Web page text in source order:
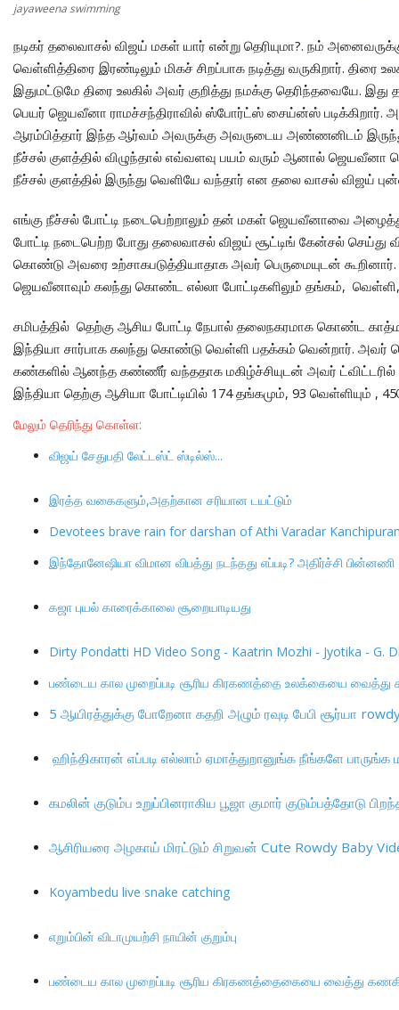
புகைப்படங்கள்
மாவட்ட செய்திகள்
LOGIN
REGISTER
jayaweena swimming
நடிகர் தலைவாசல் விஜய் மகள் யார் என்று தெரியுமா?. நம்
வெள்ளித்திரை இரண்டிலும் மிகச் சிறப்பாக நடித்து வருகிறார். திரை
இதுமட்டுமே திரை உலகில் அவர் குறித்து நமக்கு தெரிந்தவையே.
பெயர் ஜெயவீனா ராமச்சந்திராவில் ஸ்போர்ட்ஸ் சைய்ன்ஸ் படிக்கிறார்.
ஆரம்பித்தார் இந்த ஆர்வம் அவருக்கு அவருடைய அண்ணனிடம்
நீச்சல் குளத்தில் விழுந்தால் எவ்வளவு பயம் வரும் ஆனால் ஜெயவீனா
நீச்சல் குளத்தில் இருந்து வெளியே வந்தார் என தலை வாசல் விஜய்
எங்கு நீச்சல் போட்டி நடைபெற்றாலும் தன் மகள் ஜெயவீனாவை
போட்டி நடைபெற்ற போது தலைவாசல் விஜய் சூட்டிங் கேன்சல் செய்து
கொண்டு அவரை உற்சாகபடுத்தியாதாக அவர் பெருமையுடன்
ஜெயவீனாவும் கலந்து கொண்ட எல்லா போட்டிகளிலும் தங்கம், வெள்ளி,
சமிபத்தில் தெற்கு ஆசிய போட்டி நேபால் தலைநகரமாக கொண்ட
இந்தியா சார்பாக கலந்து கொண்டு வெள்ளி பதக்கம் வென்றார். அவர்
கண்களில் ஆனந்த கண்ணீர் வந்ததாக மகிழ்ச்சியுடன் அவர் ட்விட்டரில்
இந்தியா தெற்கு ஆசியா போட்டியில் 174தங்கமும், 93 வெள்ளியும் , 4
மேலும் தெரிந்து கொள்ள:
விஜய் சேதுபதி லேட்டஸ்ட் ஸ்டில்ஸ்...
இரத்த வகைகளும்,அதற்கான சரியான டயட்டும்
Devotees brave rain for darshan of Athi Varadar
இந்தோனேஷியா விமான விபத்து நடந்தது எப்படி? அதிர்ச்சி பின்னணி
கஜா புயல் காரைக்காலை சூறையாடியது
Dirty Pondatti HD Video Song - Kaatrin Mozhi - Jyotika - G.
பண்டைய கால முறைப்படி சூரிய கிரகணத்தை உலக்கையை வைத்து
5 ஆயிரத்துக்கு போறேனா கதறி அழும் ரவுடி பேபி சூர்யா
ஹிந்திகாரன் எப்படி எல்லாம் ஏமாத்துறானுங்க நீங்களே
கமலின் குடும்ப உறுப்பினராகிய பூஜா குமார்
ஆசிரியரை அழகாய் மிரட்டும் சிறுவன் Cute Rowdy Baby
Koyambedu live snake catching
எறும்பின் விடாமுயற்சி நாயின் குறும்பு
பண்டைய கால முறைப்படி சூரிய கிரகணத்தைகையை வைத்து